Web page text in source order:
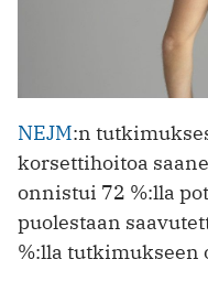
NEJM:n
korsettihoitoa
onnistui 72 %:lla
puolestaan
%:lla tutkimukseen